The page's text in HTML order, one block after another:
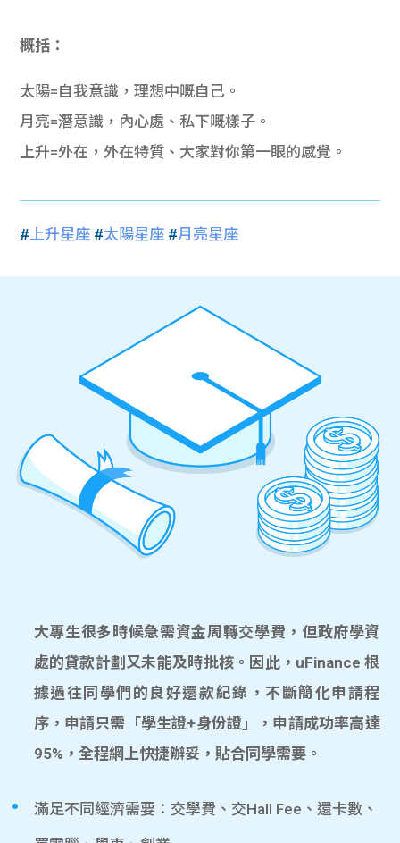
概括：
太陽=自我意識，理想中嘅自己。
月亮=潛意識，內心處、私下嘅樣子。
上升=外在，外在特質、大家對你第一眼的感覺。
#上升星座 #太陽星座 #月亮星座
大專生很多時候急需資金周轉交學費，但政府學資
處的貸款計劃又未能及時批核。因此，uFinance 根
據過往同學們的良好還款紀錄，不斷簡化申請程
序，申請只需「學生證+身份證」，申請成功率高達
95%，全程網上快捷辦妥，貼合同學需要。
滿足不同經濟需要：交學費、交Hall Fee、還卡數、